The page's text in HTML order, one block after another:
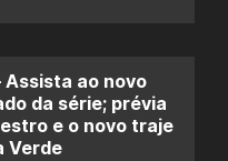
Assista ao novo
da série; prévia
e o novo traje
Verde